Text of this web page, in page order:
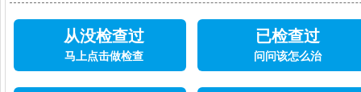
从没检查过
马上点击做检查
已检查过
问问该怎么治